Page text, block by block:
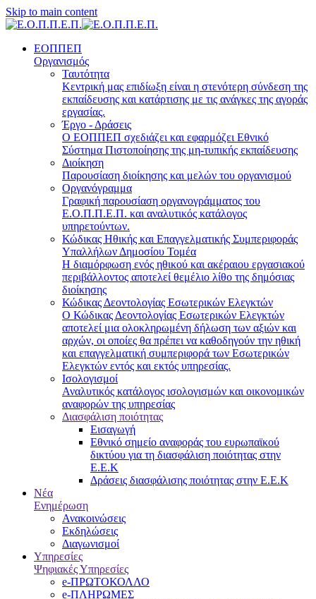
Skip to main content
ΕΟΠΠΕΠ
Οργανισμός
Ταυτότητα
Κεντρική μας επιδίωξη είναι η στενότερη σύνδεση της
εκπαίδευσης και κατάρτισης με τις ανάγκες της αγοράς
εργασίας.
Έργο - Δράσεις
Ο ΕΟΠΠΕΠ σχεδιάζει και εφαρμόζει Eθνικό
Σύστημα Πιστοποίησης της μη-τυπικής εκπαίδευσης
Διοίκηση
Παρουσίαση διοίκησης και μελών του οργανισμού
Οργανόγραμμα
Γραφική παρουσίαση οργανογράμματος του
Ε.Ο.Π.Π.Ε.Π. και αναλυτικός κατάλογος
υπηρετούντων.
Κώδικας Ηθικής και Επαγγελματικής Συμπεριφοράς
Υπαλλήλων Δημοσίου Τομέα
Η διαμόρφωση ενός ηθικού και ακέραιου εργασιακού
περιβάλλοντος αποτελεί θεμέλιο λίθο της δημόσιας
διοίκησης
Κώδικας Δεοντολογίας Εσωτερικών Ελεγκτών
Ο Κώδικας Δεοντολογίας Εσωτερικών Ελεγκτών
αποτελεί μια ολοκληρωμένη δήλωση των αξιών και
αρχών, οι οποίες θα πρέπει να καθοδηγούν την ηθική
και επαγγελματική συμπεριφορά των Εσωτερικών
Ελεγκτών εντός και εκτός υπηρεσίας.
Ισολογισμοί
Αναλυτικός κατάλογος ισολογισμών και οικονομικών
αναφορών της υπηρεσίας
Διασφάλιση ποιότητας
Εισαγωγή
Εθνικό σημείο αναφοράς του ευρωπαϊκού
δικτύου για τη διασφάλιση ποιότητας στην
Ε.Ε.Κ
Δράσεις διασφάλισης ποιότητας στην Ε.Ε.Κ
Νέα
Ενημέρωση
Ανακοινώσεις
Εκδηλώσεις
Διαγωνισμοί
Υπηρεσίες
Ψηφιακές Υπηρεσίες
e-ΠΡΩΤΟΚΟΛΛΟ
e-ΠΛΗΡΩΜΕΣ